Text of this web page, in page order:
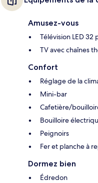
Amusez-vous
Télévision LED 32
TV avec chaînes
Confort
Réglage de la
Mini-bar
Cafetière/
Bouilloire
Peignoirs
Fer et planche à
Dormez bien
Édredon